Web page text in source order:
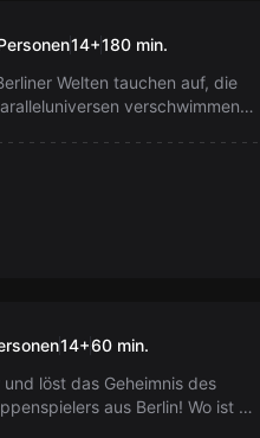
14+180 min.
Welten tauchen auf, die
verschwimmen.
zu verhindern?
14+60 min.
löst das Geheimnis des
aus Berlin! Wo ist er